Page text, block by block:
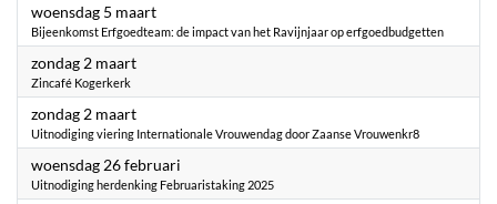
woensdag 5 maart2025
Bijeenkomst Erfgoedteam: de impact van het Ravijnjaar op erfgoedbudgetten
zondag 2 maart2025
Zincafé Kogerkerk
zondag 2 maart2025
Uitnodiging viering Internationale Vrouwendag door Zaanse Vrouwenkr8
woensdag 26 februari
Uitnodiging herdenking Februaristaking 2025